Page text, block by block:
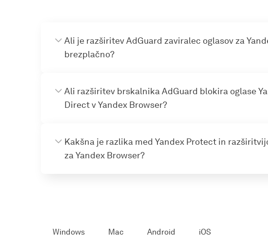
Ali je razširitev AdGuard zaviralec oglasov za
brezplačno?
Ali razširitev brskalnika AdGuard blokira oglase
Direct v Yandex Browser?
Kakšna je razlika med Yandex Protect in
za Yandex Browser?
Windows Mac Android iOS